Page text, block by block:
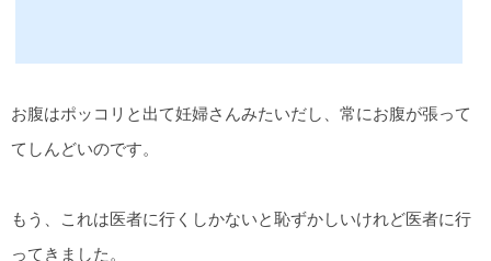
お腹はポッコリと出て妊婦さんみたいだし、常にお腹が張って
てしんどいのです。
もう、これは医者に行くしかないと恥ずかしいけれど医者に行
ってきました。